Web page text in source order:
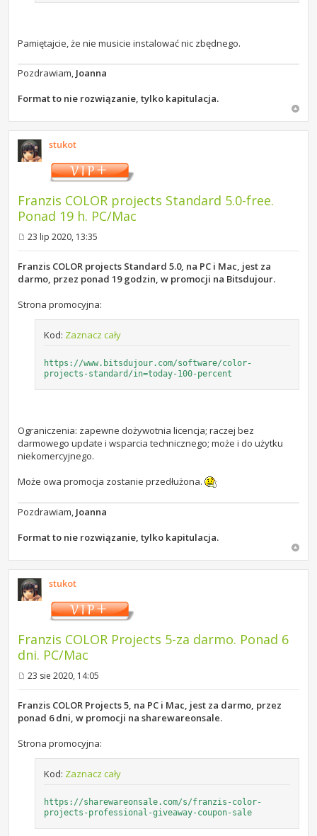
Pamiętajcie, że nie musicie instalować nic zbędnego.
Pozdrawiam, Joanna
Format to nie rozwiązanie, tylko kapitulacja.
stukot
Franzis COLOR projects Standard 5.0-free.
Ponad 19 h. PC/Mac
o
s
23 lip 2020, 13:35
Franzis COLOR projects Standard 5.0, na PC i Mac, jest za
darmo, przez ponad 19 godzin, w promocji na Bitsdujour.
Strona promocyjna:
Kod: Zaznacz cały
https://www.bitsdujour.com/software/color-
projects-standard/in=today-100-percent
Ograniczenia: zapewne dożywotnia licencja; raczej bez
darmowego update i wsparcia technicznego; może i do użytku
niekomercyjnego.
Może owa promocja zostanie przedłużona.
Pozdrawiam, Joanna
Format to nie rozwiązanie, tylko kapitulacja.
stukot
Franzis COLOR Projects 5-za darmo. Ponad 6
dni. PC/Mac
o
s
23 sie 2020, 14:05
Franzis COLOR Projects 5, na PC i Mac, jest za darmo, przez
ponad 6 dni, w promocji na sharewareonsale.
Strona promocyjna:
Kod: Zaznacz cały
https://sharewareonsale.com/s/franzis-color-
projects-professional-giveaway-coupon-sale